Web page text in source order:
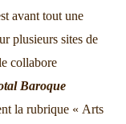
avant tout une
plusieurs sites de
collabore
Baroque
la rubrique « Arts